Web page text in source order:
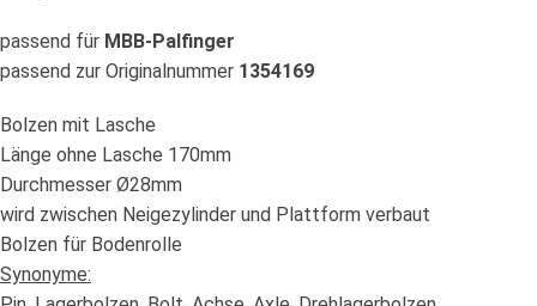
passend für MBB-Palfinger
passend zur Originalnummer 1354169
Bolzen mit Lasche
Länge ohne Lasche 170mm
Durchmesser Ø28mm
wird zwischen Neigezylinder und Plattform verbaut
Bolzen für Bodenrolle
Synonyme: